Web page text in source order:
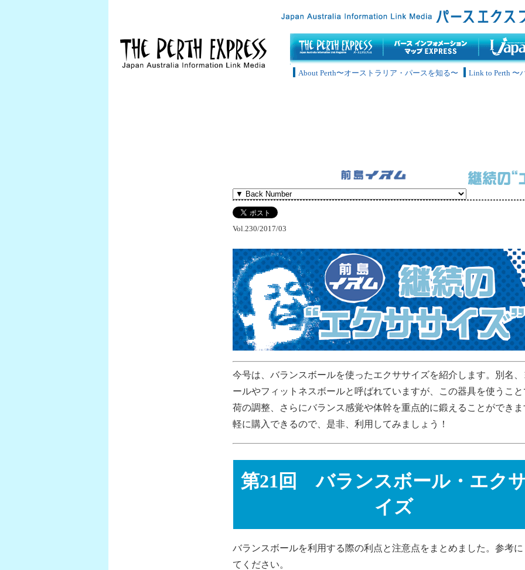
About Perth〜オーストラリア・パースを知る〜 Link to Perth 〜
Vol.230/2017/03
今号は、バランスボールを使ったエクササイズを紹介します。別名
ールやフィットネスボールと呼ばれていますが、この器具を使うこ
荷の調整、さらにバランス感覚や体幹を重点的に鍛えることができ
軽に購入できるので、是非、利用してみましょう！
第21回 バランスボール・エク
イズ
バランスボールを利用する際の利点と注意点をまとめました。参考
てください。